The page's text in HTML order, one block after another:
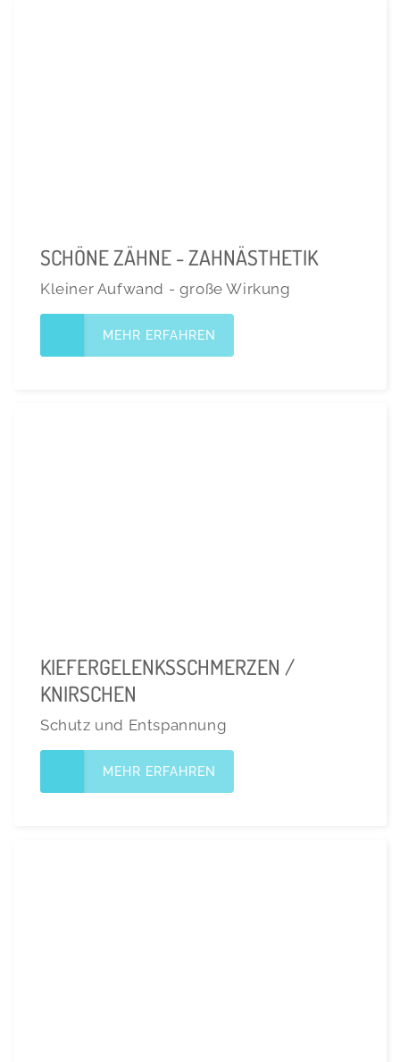
SCHÖNE ZÄHNE - ZAHNÄSTHETIK
Kleiner Aufwand - große Wirkung
MEHR ERFAHREN
KIEFERGELENKSSCHMERZEN /
KNIRSCHEN
Schutz und Entspannung
MEHR ERFAHREN